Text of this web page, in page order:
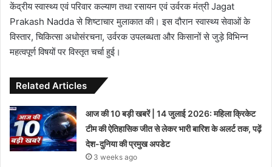
केंद्रीय स्वास्थ्य एवं परिवार कल्याण तथा रसायन एवं उर्वरक मंत्री Jagat
Prakash Nadda से शिष्टाचार मुलाकात की। इस दौरान स्वास्थ्य सेवाओं के
विस्तार, चिकित्सा अधोसंरचना, उर्वरक उपलब्धता और किसानों से जुड़े विभिन्न
महत्वपूर्ण विषयों पर विस्तृत चर्चा हुई।
Related Articles
आज की 10 बड़ी खबरें | 14 जुलाई 2026: महिला क्रिकेट
टीम की ऐतिहासिक जीत से लेकर भारी बारिश के अलर्ट तक, पढ़ें
देश-दुनिया की प्रमुख अपडेट
3 weeks ago